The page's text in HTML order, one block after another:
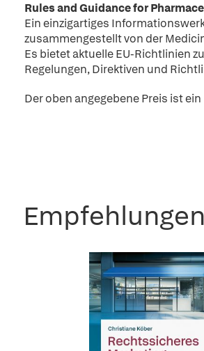
Rules and Guidance for
Ein einzigartiges
zusammengestellt von der
Es bietet aktuelle EU-Richtlinien
Regelungen, Direktiven und
Der oben angegebene Preis ist